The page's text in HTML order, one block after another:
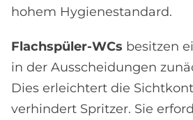
hohem Hygienestandard.
Flachspüler-WCs besitzen
in der Ausscheidungen
Dies erleichtert die
verhindert Spritzer. Sie